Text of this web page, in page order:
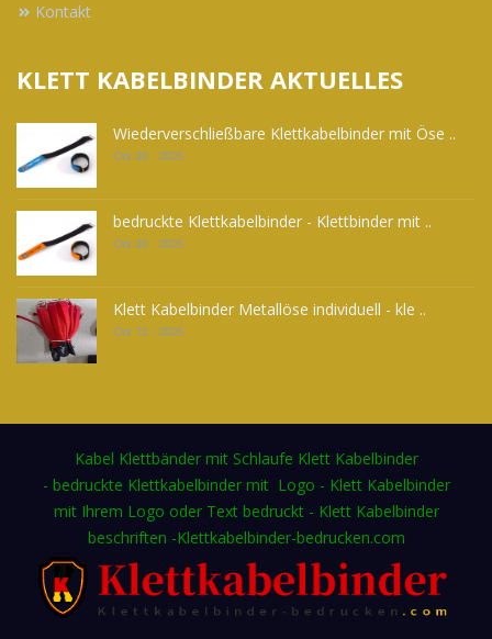
Kontakt
KLETT KABELBINDER AKTUELLES
Wiederverschließbare Klettkabelbinder mit Öse ..
Oct 20 - 2025
bedruckte Klettkabelbinder - Klettbinder mit ..
Oct 20 - 2025
Klett Kabelbinder Metallöse individuell - kle ..
Oct 12 - 2025
Kabel Klettbänder mit Schlaufe Klett Kabelbinder
- bedruckte Klettkabelbinder mit Logo - Klett Kabelbinder
mit Ihrem Logo oder Text bedruckt - Klett Kabelbinder
beschriften -Klettkabelbinder-bedrucken.com